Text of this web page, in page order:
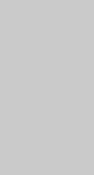
werden die
also nur noch